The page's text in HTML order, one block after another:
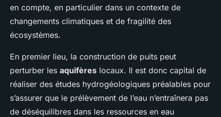
en compte, en particulier dans un contexte de
changements climatiques et de fragilité des
écosystèmes.
En premier lieu, la construction de puits peut
perturber les aquifères locaux. Il est donc capital de
réaliser des études hydrogéologiques préalables pour
s’assurer que le prélèvement de l’eau n’entraînera pas
de déséquilibres dans les ressources en eau